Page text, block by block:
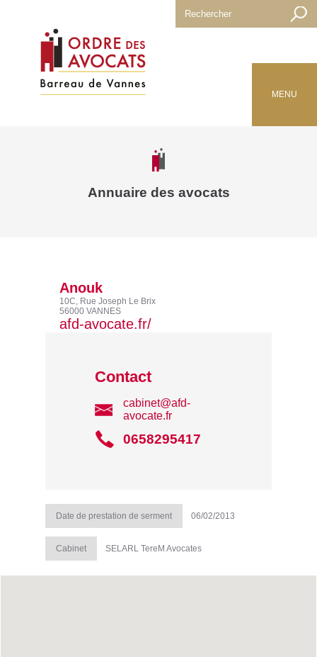
MENU
Annuaire des avocats
Anouk
10C, Rue Joseph Le Brix
56000 VANNES
afd-avocate.fr/
Contact
cabinet@afd-
avocate.fr
0658295417
Date de prestation de serment 06/02/2013
Cabinet SELARL TereM Avocates